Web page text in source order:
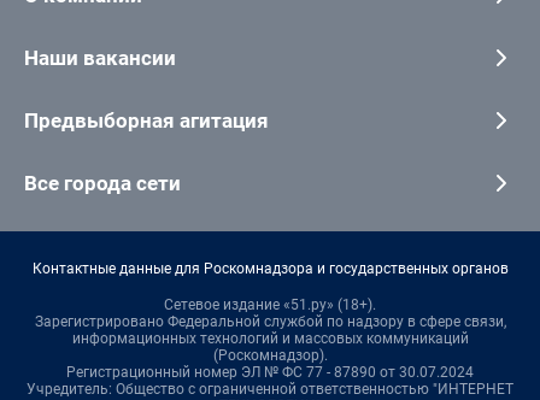
Наши вакансии
Предвыборная агитация
Все города сети
Контактные данные для Роскомнадзора и государственных органов
Сетевое издание «51.ру» (18+).
Зарегистрировано Федеральной службой по надзору в сфере связи,
информационных технологий и массовых коммуникаций
(Роскомнадзор).
Регистрационный номер ЭЛ № ФС 77 - 87890 от 30.07.2024
Учредитель: Общество с ограниченной ответственностью "ИНТЕРНЕТ